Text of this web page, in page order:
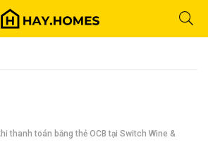
thanh toán bằng thẻ OCB tại Switch Wine &